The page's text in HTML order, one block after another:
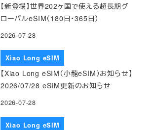
【新登場】世界202ヶ国で使える超長期グ
ローバルeSIM（180日・365日）
2026-07-28
Xiao Long eSIM
【Xiao Long eSIM（小龍eSIM）お知らせ】
2026/07/28 eSIM更新のお知らせ
2026-07-28
Xiao Long eSIM